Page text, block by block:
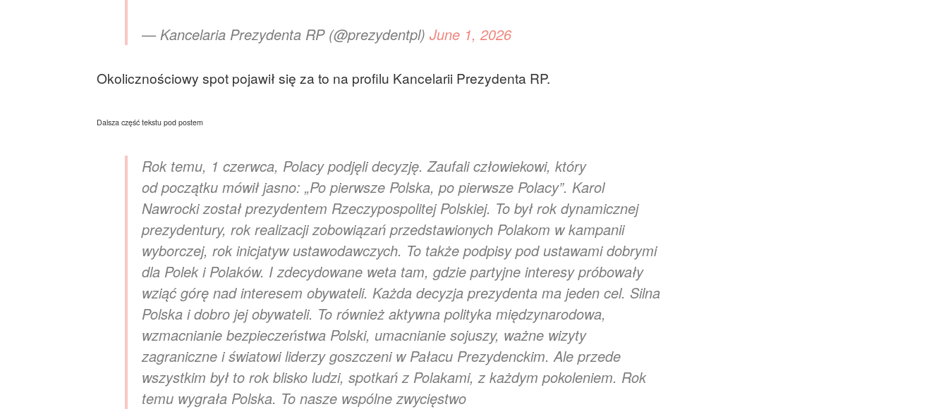
— Kancelaria Prezydenta RP (@prezydentpl) June 1, 2026
Okolicznościowy spot pojawił się za to na profilu Kancelarii Prezydenta RP.
Dalsza część tekstu pod postem
Rok temu, 1 czerwca, Polacy podjęli decyzję. Zaufali człowiekowi, który
od początku mówił jasno: „Po pierwsze Polska, po pierwsze Polacy”. Karol
Nawrocki został prezydentem Rzeczypospolitej Polskiej. To był rok dynamicznej
prezydentury, rok realizacji zobowiązań przedstawionych Polakom w kampanii
wyborczej, rok inicjatyw ustawodawczych. To także podpisy pod ustawami dobrymi
dla Polek i Polaków. I zdecydowane weta tam, gdzie partyjne interesy próbowały
wziąć górę nad interesem obywateli. Każda decyzja prezydenta ma jeden cel. Silna
Polska i dobro jej obywateli. To również aktywna polityka międzynarodowa,
wzmacnianie bezpieczeństwa Polski, umacnianie sojuszy, ważne wizyty
zagraniczne i światowi liderzy goszczeni w Pałacu Prezydenckim. Ale przede
wszystkim był to rok blisko ludzi, spotkań z Polakami, z każdym pokoleniem. Rok
temu wygrała Polska. To nasze wspólne zwycięstwo